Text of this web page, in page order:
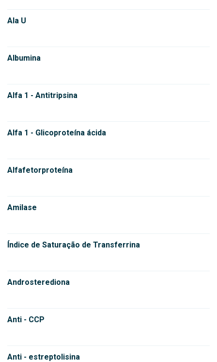
Ala U
Albumina
Alfa 1 - Antitripsina
Alfa 1 - Glicoproteína ácida
Alfafetorproteína
Amilase
Índice de Saturação de Transferrina
Androsterediona
Anti - CCP
Anti - estreptolisina